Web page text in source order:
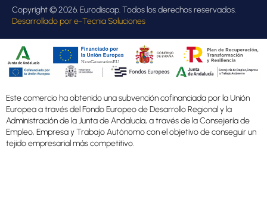
Copyright © 2026. Eurodiscap. Todos los derechos reservados.
Desarrollado pore-Tecnia Soluciones
Este comercio ha obtenido una subvención cofinanciada por la Unión
Europea a través del Fondo Europeo de Desarrollo Regional y la
Administración de la Junta de Andalucía, a través de la Consejería de
Empleo, Empresa y Trabajo Autónomo con el objetivo de conseguir un
tejido empresarial más competitivo.